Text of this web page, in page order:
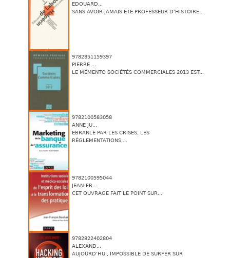
EDOUARD...
SANS AVOIR JAMAIS ÉTÉ PROFESSEUR D’HISTOIRE...
9782851159397
PIERRE ...
LE MÉMENTO SOCIÉTÉS COMMERCIALES 2013 EST...
9782100583058
ANNE JU...
EBRANLÉ PAR LES CRISES, LES
RÉGLEMENTATIONS,...
9782100595044
JEAN-FR...
CET OUVRAGE FAIT LE POINT SUR...
9782822402804
ALEXAND...
AUJOURD’HUI, IMPOSSIBLE DE SURFER SUR